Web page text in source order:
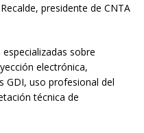
presidente de CNTA
sobre
electrónica,
GDI, uso profesional del
técnica de